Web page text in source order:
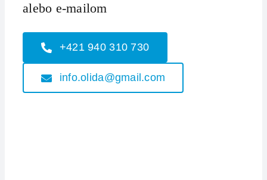
alebo e-mailom
+421 940 310 730
info.olida@gmail.com